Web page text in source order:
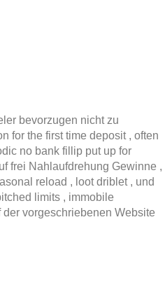
bevorzugen nicht zu
for the first time deposit , often
no bank fillip put up for
frei Nahlaufdrehung Gewinne ,
reload , loot driblet , und
limits , immobile
vorgeschriebenen Website